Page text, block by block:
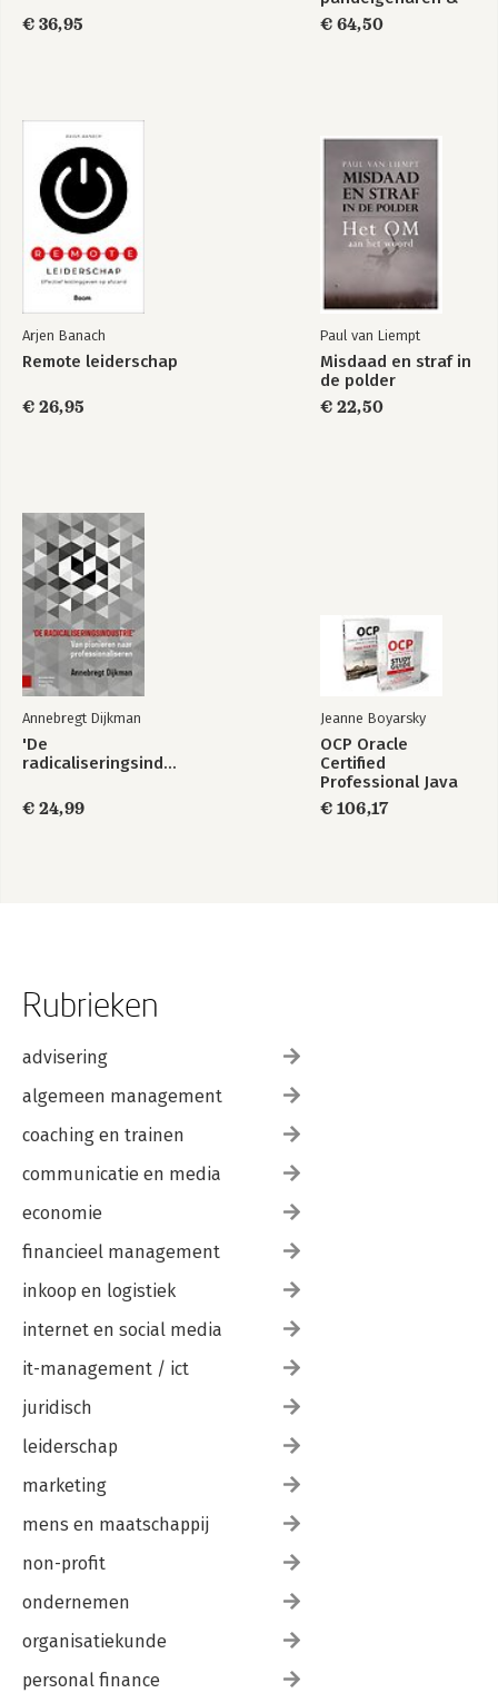
€ 36,95
de handhaving van
de Woningwet
€ 64,50
Arjen Banach
Remote leiderschap
€ 26,95
Paul van Liempt
Misdaad en straf in
de polder
€ 22,50
Annebregt Dijkman
'De
radicaliseringsindustrie'
€ 24,99
Jeanne Boyarsky
OCP Oracle
Certified
Professional Java
SE 17 Developer
Certification Kit:
€ 106,17
Rubrieken
advisering
algemeen management
coaching en trainen
communicatie en media
economie
financieel management
inkoop en logistiek
internet en social media
it-management / ict
juridisch
leiderschap
marketing
mens en maatschappij
non-profit
ondernemen
organisatiekunde
personal finance